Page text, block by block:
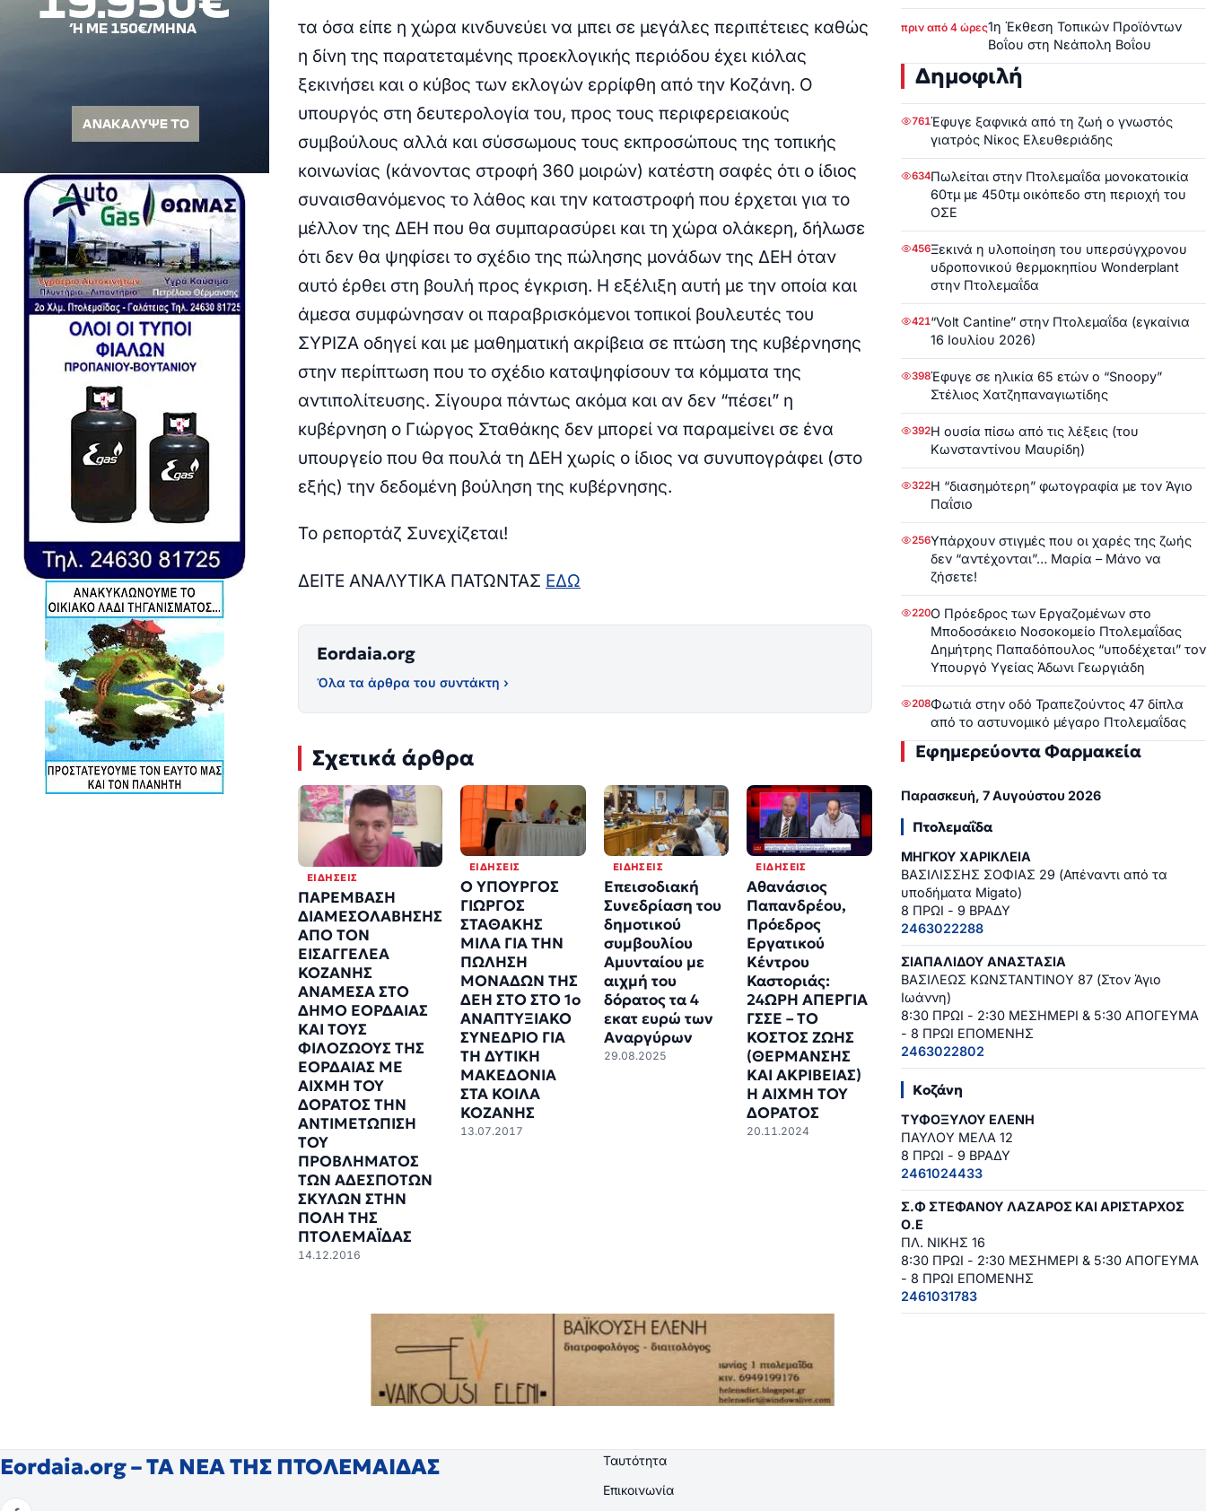
τα όσα είπε η χώρα κινδυνεύει να μπει σε μεγάλες περιπέτειες καθώς
η δίνη της παρατεταμένης προεκλογικής περιόδου έχει κιόλας
ξεκινήσει και ο κύβος των εκλογών ερρίφθη από την Κοζάνη. Ο
υπουργός στη δευτερολογία του, προς τους περιφερειακούς
συμβούλους αλλά και σύσσωμους τους εκπροσώπους της τοπικής
κοινωνίας (κάνοντας στροφή 360 μοιρών) κατέστη σαφές ότι ο ίδιος
συναισθανόμενος το λάθος και την καταστροφή που έρχεται για το
μέλλον της ΔΕΗ που θα συμπαρασύρει και τη χώρα ολάκερη, δήλωσε
ότι δεν θα ψηφίσει το σχέδιο της πώλησης μονάδων της ΔΕΗ όταν
αυτό έρθει στη βουλή προς έγκριση. Η εξέλιξη αυτή με την οποία και
άμεσα συμφώνησαν οι παραβρισκόμενοι τοπικοί βουλευτές του
ΣΥΡΙΖΑ οδηγεί και με μαθηματική ακρίβεια σε πτώση της κυβέρνησης
στην περίπτωση που το σχέδιο καταψηφίσουν τα κόμματα της
αντιπολίτευσης. Σίγουρα πάντως ακόμα και αν δεν “πέσει” η
κυβέρνηση ο Γιώργος Σταθάκης δεν μπορεί να παραμείνει σε ένα
υπουργείο που θα πουλά τη ΔΕΗ χωρίς ο ίδιος να συνυπογράφει (στο
εξής) την δεδομένη βούληση της κυβέρνησης.
Το ρεπορτάζ Συνεχίζεται!
ΔΕΙΤΕ ΑΝΑΛΥΤΙΚΑ ΠΑΤΩΝΤΑΣ ΕΔΩ
Eordaia.org
Όλα τα άρθρα του συντάκτη ›
Σχετικά άρθρα
ΕΙΔΉΣΕΙΣ
ΠΑΡΕΜΒΑΣΗ
ΔΙΑΜΕΣΟΛΑΒΗΣΗΣ
ΑΠΟ ΤΟΝ
ΕΙΣΑΓΓΕΛΕΑ
ΚΟΖΑΝΗΣ
ΑΝΑΜΕΣΑ ΣΤΟ
ΔΗΜΟ ΕΟΡΔΑΙΑΣ
ΚΑΙ ΤΟΥΣ
ΦΙΛΟΖΩΟΥΣ ΤΗΣ
ΕΟΡΔΑΙΑΣ ΜΕ
ΑΙΧΜΗ ΤΟΥ
ΔΟΡΑΤΟΣ ΤΗΝ
ΑΝΤΙΜΕΤΩΠΙΣΗ
ΤΟΥ
ΠΡΟΒΛΗΜΑΤΟΣ
ΤΩΝ ΑΔΕΣΠΟΤΩΝ
ΣΚΥΛΩΝ ΣΤΗΝ
ΠΟΛΗ ΤΗΣ
ΠΤΟΛΕΜΑΪΔΑΣ
14.12.2016
ΕΙΔΉΣΕΙΣ
Ο ΥΠΟΥΡΓΟΣ
ΓΙΩΡΓΟΣ
ΣΤΑΘΑΚΗΣ
ΜΙΛΑ ΓΙΑ ΤΗΝ
ΠΩΛΗΣΗ
ΜΟΝΑΔΩΝ ΤΗΣ
ΔΕΗ ΣΤΟ ΣΤΟ 1ο
ΑΝΑΠΤΥΞΙΑΚΟ
ΣΥΝΕΔΡΙΟ ΓΙΑ
ΤΗ ΔΥΤΙΚΗ
ΜΑΚΕΔΟΝΙΑ
ΣΤΑ ΚΟΙΛΑ
ΚΟΖΑΝΗΣ
13.07.2017
ΕΙΔΉΣΕΙΣ
Επεισοδιακή
Συνεδρίαση του
δημοτικού
συμβουλίου
Αμυνταίου με
αιχμή του
δόρατος τα 4
εκατ ευρώ των
Αναργύρων
29.08.2025
ΕΙΔΉΣΕΙΣ
Αθανάσιος
Παπανδρέου,
Πρόεδρος
Εργατικού
Κέντρου
Καστοριάς:
24ΩΡΗ ΑΠΕΡΓΙΑ
ΓΣΣΕ – ΤΟ
ΚΟΣΤΟΣ ΖΩΗΣ
(ΘΕΡΜΑΝΣΗΣ
ΚΑΙ ΑΚΡΙΒΕΙΑΣ)
Η ΑΙΧΜΗ ΤΟΥ
ΔΟΡΑΤΟΣ
20.11.2024
πριν από 4 ώρες1η Έκθεση Τοπικών Προϊόντων
Βοΐου στη Νεάπολη Βοΐου
Δημοφιλή
761Έφυγε ξαφνικά από τη ζωή ο γνωστός
γιατρός Νίκος Ελευθεριάδης
634Πωλείται στην Πτολεμαΐδα μονοκατοικία
60τμ με 450τμ οικόπεδο στη περιοχή του
ΟΣΕ
456Ξεκινά η υλοποίηση του υπερσύγχρονου
υδροπονικού θερμοκηπίου Wonderplant
στην Πτολεμαΐδα
421“Volt Cantine” στην Πτολεμαΐδα (εγκαίνια
16 Ιουλίου 2026)
398Έφυγε σε ηλικία 65 ετών ο “Snoopy”
Στέλιος Χατζηπαναγιωτίδης
392Η ουσία πίσω από τις λέξεις (του
Κωνσταντίνου Μαυρίδη)
322Η “διασημότερη” φωτογραφία με τον Άγιο
Παΐσιο
256Υπάρχουν στιγμές που οι χαρές της ζωής
δεν “αντέχονται”… Μαρία – Μάνο να
ζήσετε!
220Ο Πρόεδρος των Εργαζομένων στο
Μποδοσάκειο Νοσοκομείο Πτολεμαΐδας
Δημήτρης Παπαδόπουλος “υποδέχεται” τον
Υπουργό Υγείας Άδωνι Γεωργιάδη
208Φωτιά στην οδό Τραπεζούντος 47 δίπλα
από το αστυνομικό μέγαρο Πτολεμαΐδας
Εφημερεύοντα Φαρμακεία
Παρασκευή, 7 Αυγούστου 2026
Πτολεμαΐδα
ΜΗΓΚΟΥ ΧΑΡΙΚΛΕΙΑ
ΒΑΣΙΛΙΣΣΗΣ ΣΟΦΙΑΣ 29 (Απέναντι από τα
υποδήματα Migato)
8 ΠΡΩΙ - 9 ΒΡΑΔΥ
2463022288
ΣΙΑΠΑΛΙΔΟΥ ΑΝΑΣΤΑΣΙΑ
ΒΑΣΙΛΕΩΣ ΚΩΝΣΤΑΝΤΙΝΟΥ 87 (Στον Άγιο
Ιωάννη)
8:30 ΠΡΩΙ - 2:30 ΜΕΣΗΜΕΡΙ & 5:30 ΑΠΟΓΕΥΜΑ
- 8 ΠΡΩΙ ΕΠΟΜΕΝΗΣ
2463022802
Κοζάνη
ΤΥΦΟΞΥΛΟΥ ΕΛΕΝΗ
ΠΑΥΛΟΥ ΜΕΛΑ 12
8 ΠΡΩΙ - 9 ΒΡΑΔΥ
2461024433
Σ.Φ ΣΤΕΦΑΝΟΥ ΛΑΖΑΡΟΣ ΚΑΙ ΑΡΙΣΤΑΡΧΟΣ
Ο.Ε
ΠΛ. ΝΙΚΗΣ 16
8:30 ΠΡΩΙ - 2:30 ΜΕΣΗΜΕΡΙ & 5:30 ΑΠΟΓΕΥΜΑ
- 8 ΠΡΩΙ ΕΠΟΜΕΝΗΣ
2461031783
Eordaia.org – ΤΑ ΝΕΑ ΤΗΣ ΠΤΟΛΕΜΑΙΔΑΣ
Ταυτότητα
Επικοινωνία